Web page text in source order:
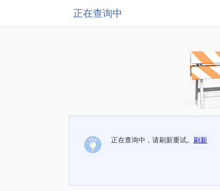
正在查询中
正在查询中，请刷新重试。 刷新